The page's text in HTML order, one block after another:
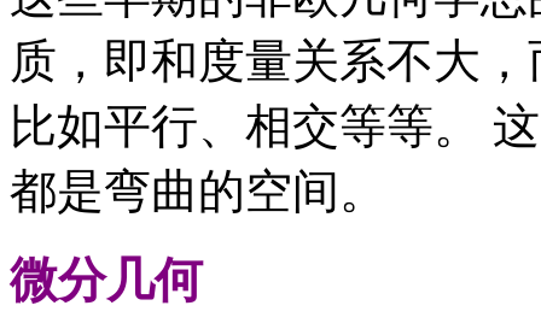
质，即和度量关系不大
比如平行、相交等等。
都是弯曲的空间。
微分几何